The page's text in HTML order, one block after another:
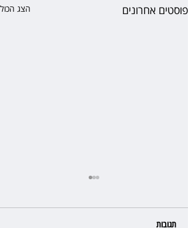
פוסטים אחרונים הצג הכול
תגובות